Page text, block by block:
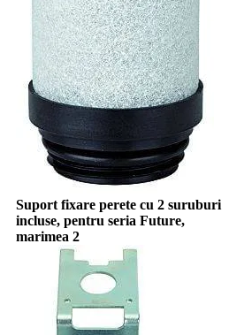
Suport fixare perete cu 2 suruburi
incluse, pentru seria Future,
marimea 2